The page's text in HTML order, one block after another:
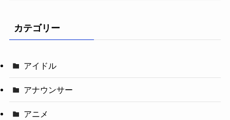
カテゴリー
アイドル
アナウンサー
アニメ